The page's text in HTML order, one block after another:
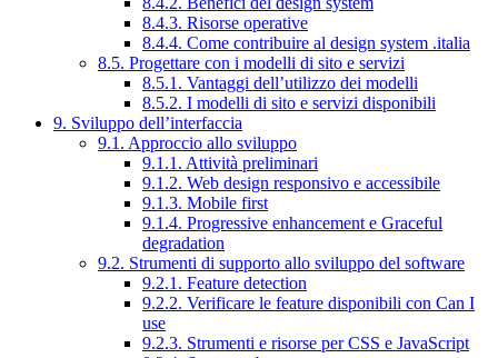
8.4.3. Risorse operative
8.4.4. Come contribuire al design system .italia
8.5. Progettare con i modelli di sito e servizi
8.5.1. Vantaggi dell’utilizzo dei modelli
8.5.2. I modelli di sito e servizi disponibili
9. Sviluppo dell’interfaccia
9.1. Approccio allo sviluppo
9.1.1. Attività preliminari
9.1.2. Web design responsivo e accessibile
9.1.3. Mobile first
9.1.4. Progressive enhancement e Graceful
degradation
9.2. Strumenti di supporto allo sviluppo del software
9.2.1. Feature detection
9.2.2. Verificare le feature disponibili con Can I
use
9.2.3. Strumenti e risorse per CSS e JavaScript